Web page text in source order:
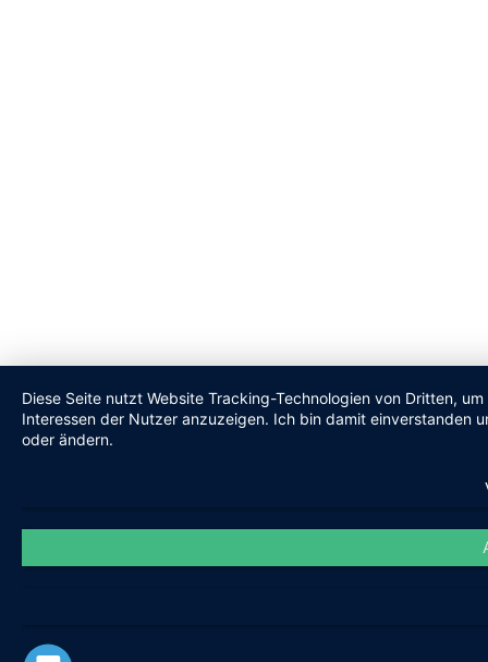
Diese Seite nutzt Website Tracking-Technologien von Dritten,
Interessen der Nutzer anzuzeigen. Ich bin damit einverstanden
oder ändern.